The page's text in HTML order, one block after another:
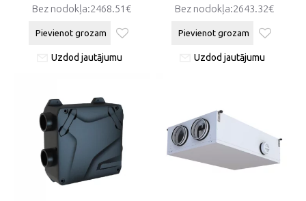
Bez nodokļa:2468.51€
Pievienot grozam
Uzdod jautājumu
Bez nodokļa:2643.32€
Pievienot grozam
Uzdod jautājumu